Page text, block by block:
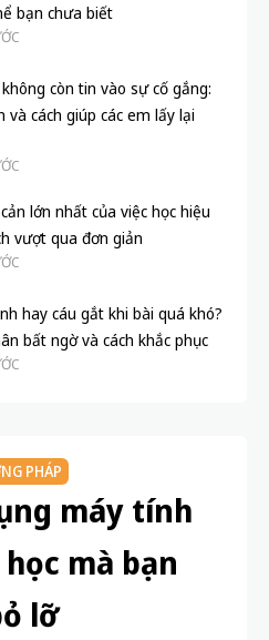
bạn chưa biết
còn tin vào sự cố gắng:
và cách giúp các em lấy lại
lớn nhất của việc học hiệu
vượt qua đơn giản
hay cáu gắt khi bài quá khó?
bất ngờ và cách khắc phục
PHÁP
máy tính
mà bạn
lỡ